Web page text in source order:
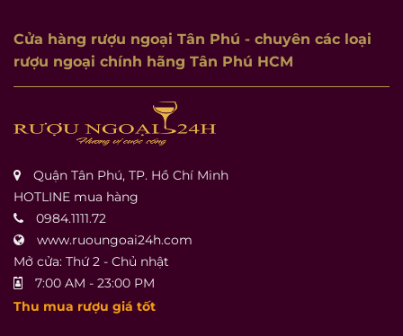
Cửa hàng rượu ngoại Tân Phú - chuyên các loại
rượu ngoại chính hãng Tân Phú HCM
Quận Tân Phú, TP. Hồ Chí Minh
HOTLINE mua hàng
0984.1111.72
www.ruoungoai24h.com
Mở cửa: Thứ 2 - Chủ nhật
7:00 AM - 23:00 PM
Thu mua rượu giá tốt